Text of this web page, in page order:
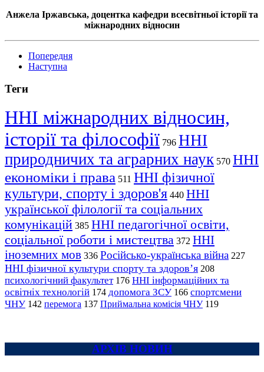
Анжела Іржавська, доцентка кафедри всесвітньої історії та
міжнародних відносин
Попередня
Наступна
Теги
ННІ міжнародних відносин,
історії та філософії 796 ННІ
природничих та аграрних наук 570 ННІ
економіки і права 511 ННІ фізичної
культури, спорту і здоров'я 440 ННІ
української філології та соціальних
комунікацій 385 ННІ педагогічної освіти,
соціальної роботи і мистецтва 372 ННІ
іноземних мов 336 Російсько-українська війна 227
ННІ фізичної культури спорту та здоров’я 208
психологічний факультет 176 ННІ інформаційних та
освітніх технологій 174 допомога ЗСУ 166 спортсмени
ЧНУ 142 перемога 137 Приймальна комісія ЧНУ 119
АРХІВ НОВИН